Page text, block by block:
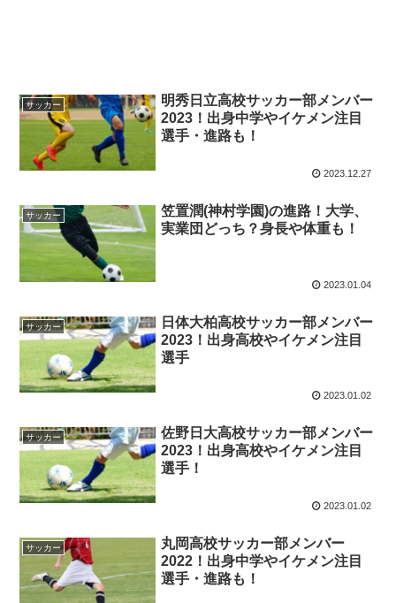
サッカー
明秀日立高校サッカー部メンバー
2023！出身中学やイケメン注目
選手・進路も！
2023.12.27
サッカー
笠置潤(神村学園)の進路！大学、
実業団どっち？身長や体重も！
2023.01.04
サッカー
日体大柏高校サッカー部メンバー
2023！出身高校やイケメン注目
選手
2023.01.02
サッカー
佐野日大高校サッカー部メンバー
2023！出身高校やイケメン注目
選手！
2023.01.02
サッカー
丸岡高校サッカー部メンバー
2022！出身中学やイケメン注目
選手・進路も！